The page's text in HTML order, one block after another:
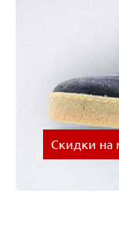
Скидки на
на